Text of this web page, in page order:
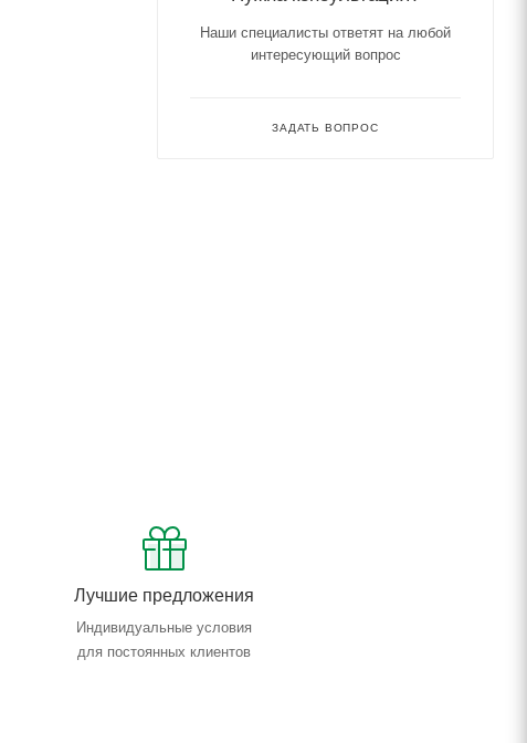
Лучшие предложения
Индивидуальные условия
для постоянных клиентов
Наши специалисты ответят на любой
интересующий вопрос
ЗАДАТЬ ВОПРОС